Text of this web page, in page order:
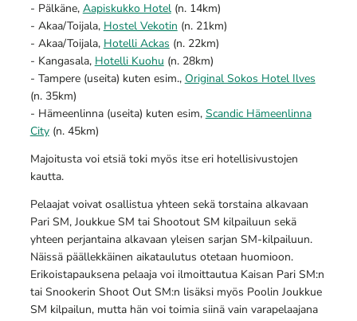
- Pälkäne, Aapiskukko Hotel(n. 14km)
- Akaa/Toijala, Hostel Vekotin (n. 21km)
- Akaa/Toijala, Hotelli Ackas (n. 22km)
- Kangasala, Hotelli Kuohu (n. 28km)
- Tampere (useita) kuten esim., Original Sokos Hotel Ilves
(n. 35km)
- Hämeenlinna (useita) kuten esim, Scandic Hämeenlinna
City(n. 45km)
Majoitusta voi etsiä toki myös itse eri hotellisivustojen
kautta.
Pelaajat voivat osallistua yhteen sekä torstaina alkavaan
Pari SM, Joukkue SM tai Shootout SM kilpailuun sekä
yhteen perjantaina alkavaan yleisen sarjan SM-kilpailuun.
Näissä päällekkäinen aikataulutus otetaan huomioon.
Erikoistapauksena pelaaja voi ilmoittautua Kaisan Pari SM:n
tai Snookerin Shoot Out SM:n lisäksi myös Poolin Joukkue
SM kilpailun, mutta hän voi toimia siinä vain varapelaajana